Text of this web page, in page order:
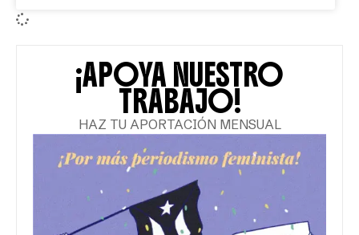
¡APOYA NUESTRO
TRABAJO!
HAZ TU APORTACIÓN MENSUAL